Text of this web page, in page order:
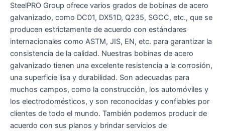
SteelPRO Group ofrece varios grados de bobinas de acero
galvanizado, como DC01, DX51D, Q235, SGCC, etc., que se
producen estrictamente de acuerdo con estándares
internacionales como ASTM, JIS, EN, etc. para garantizar la
consistencia de la calidad. Nuestras bobinas de acero
galvanizado tienen una excelente resistencia a la corrosión,
una superficie lisa y durabilidad. Son adecuadas para
muchos campos, como la construcción, los automóviles y
los electrodomésticos, y son reconocidas y confiables por
clientes de todo el mundo. También podemos producir de
acuerdo con sus planos y brindar servicios de